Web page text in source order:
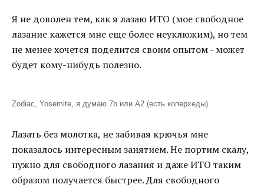
Я не доволен тем, как я лазаю ИТО (мое свободное
лазание кажется мне еще более неуклюжим), но тем
не менее хочется поделится своим опытом - может
будет кому-нибудь полезно.
Zodiac, Yosemite, я думаю 7b или A2 (есть коперхеды)
Лазать без молотка, не забивая крючья мне
показалось интересным занятием. Не портим скалу,
нужно для свободного лазания и даже ИТО таким
образом получается быстрее. Для свободного